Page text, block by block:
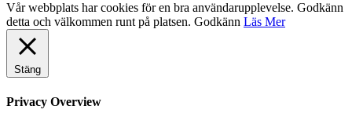
Vår webbplats har cookies för en bra användarupplevelse. Godkänn
detta och välkommen runt på platsen. Godkänn Läs Mer
Stäng
Privacy Overview